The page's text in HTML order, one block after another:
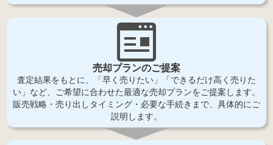
売却プランのご提案
査定結果をもとに、「早く売りたい」「できるだけ高く売りた
い」など、ご希望に合わせた最適な売却プランをご提案します。
販売戦略・売り出しタイミング・必要な手続きまで、具体的にご
説明します。